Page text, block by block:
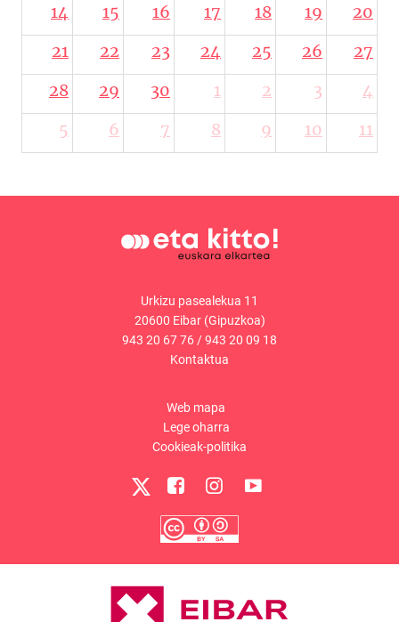
14
15 16 17 18 19
20
21
22 23 24 25 26
27
28
29 30 1 2 3
4
5
6 7 8 9 10 11
Urkizu pasealekua 11
20600 Eibar (Gipuzkoa)
943 20 67 76 /943 20 09 18
Kontaktua
Web mapa
Lege oharra
Cookieak-politika